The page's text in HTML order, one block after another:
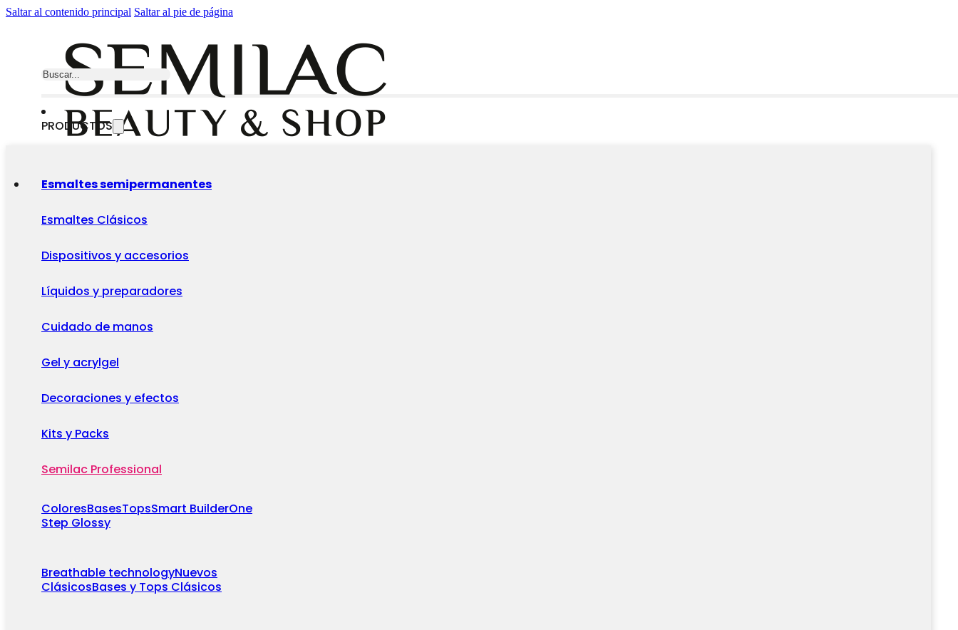
Saltar al contenido principal Saltar al pie de página
Buscar
PRODUCTOS
Esmaltes semipermanentes
Esmaltes Clásicos
Dispositivos y accesorios
Líquidos y preparadores
Cuidado de manos
Gel y acrylgel
Decoraciones y efectos
Kits y Packs
Semilac Professional
ColoresBasesTopsSmart BuilderOne
Step Glossy
Breathable technologyNuevos
ClásicosBases y Tops Clásicos